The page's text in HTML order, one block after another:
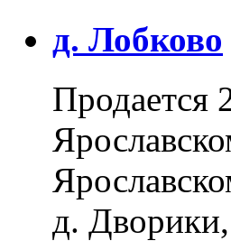
д. Лобково
Продается
д.